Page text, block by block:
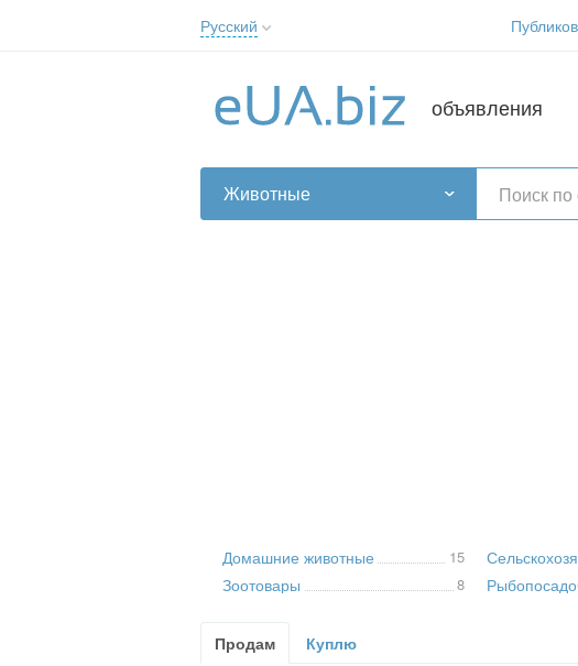
Русский
Українська
объявления
Животные
Домашние животные 15
Зоотовары 8
Продам Куплю